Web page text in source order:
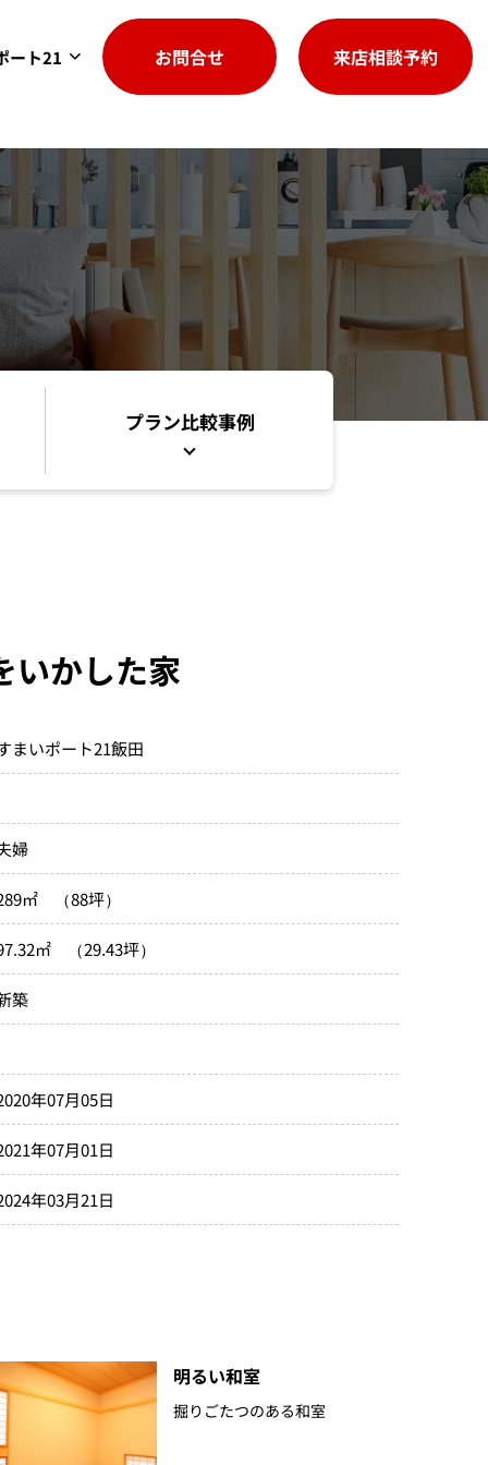
ート21 お問合せ 来店相談予約
プラン比較事例
かした家
まいポート21飯田
婦
㎡ （88坪）
㎡ （29.43坪）
築
年07月05日
年07月01日
年03月21日
明るい和室
掘りごたつのある和室